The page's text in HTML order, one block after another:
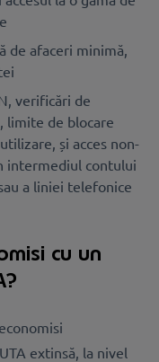
de afaceri minimă,
verificări de
limite de blocare
și acces non-
intermediul contului
a liniei telefonice
cu un
extinsă, la nivel